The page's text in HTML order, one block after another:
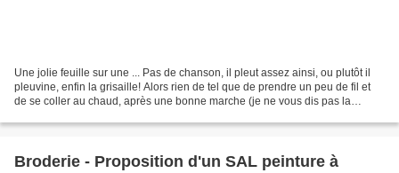
Une jolie feuille sur une ... Pas de chanson, il pleut assez ainsi, ou plutôt il
pleuvine, enfin la grisaille! Alors rien de tel que de prendre un peu de fil et
de se coller au chaud, après une bonne marche (je ne vous dis pas la
Broderie - Proposition d'un SAL peinture à